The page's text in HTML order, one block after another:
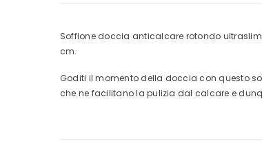
Soffione doccia anticalcare rotondo
cm.
Goditi il momento della doccia con questo
che ne facilitano la pulizia dal calcare e